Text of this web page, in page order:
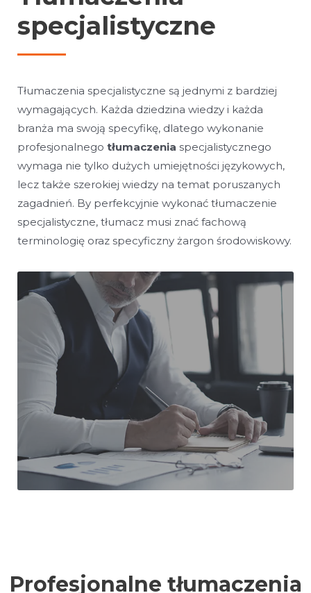
specjalistyczne
Tłumaczenia specjalistyczne są jednymi z bardziej
wymagających. Każda dziedzina wiedzy i każda
branża ma swoją specyfikę, dlatego wykonanie
profesjonalnego tłumaczenia specjalistycznego
wymaga nie tylko dużych umiejętności językowych,
lecz także szerokiej wiedzy na temat poruszanych
zagadnień. By perfekcyjnie wykonać tłumaczenie
specjalistyczne, tłumacz musi znać fachową
terminologię oraz specyficzny żargon środowiskowy.
Profesjonalne tłumaczenia